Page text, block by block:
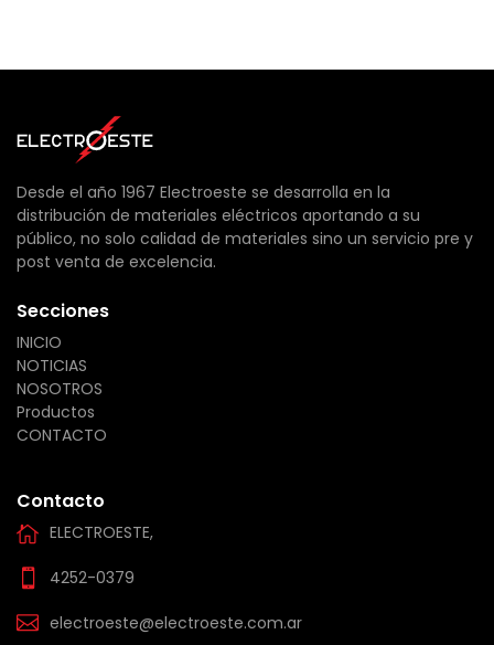
Desde el año 1967 Electroeste se desarrolla en la
distribución de materiales eléctricos aportando a su
público, no solo calidad de materiales sino un servicio pre y
post venta de excelencia.
Secciones
INICIO
NOTICIAS
NOSOTROS
Productos
CONTACTO
Contacto
ELECTROESTE,
4252-0379
electroeste@electroeste.com.ar